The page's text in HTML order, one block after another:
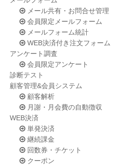
メール共有・お問合せ管理
会員限定メールフォーム
メールフォーム統計
WEB決済付き注文フォーム
アンケート調査
会員限定アンケート
診断テスト
顧客管理&会員システム
顧客解析
月謝・月会費の自動徴収
WEB決済
単発決済
継続課金
回数券・チケット
クーポン